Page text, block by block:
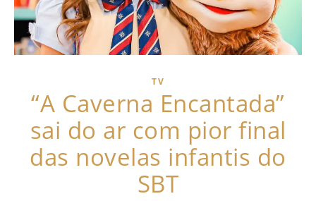
TV
“A Caverna Encantada”
sai do ar com pior final
das novelas infantis do
SBT